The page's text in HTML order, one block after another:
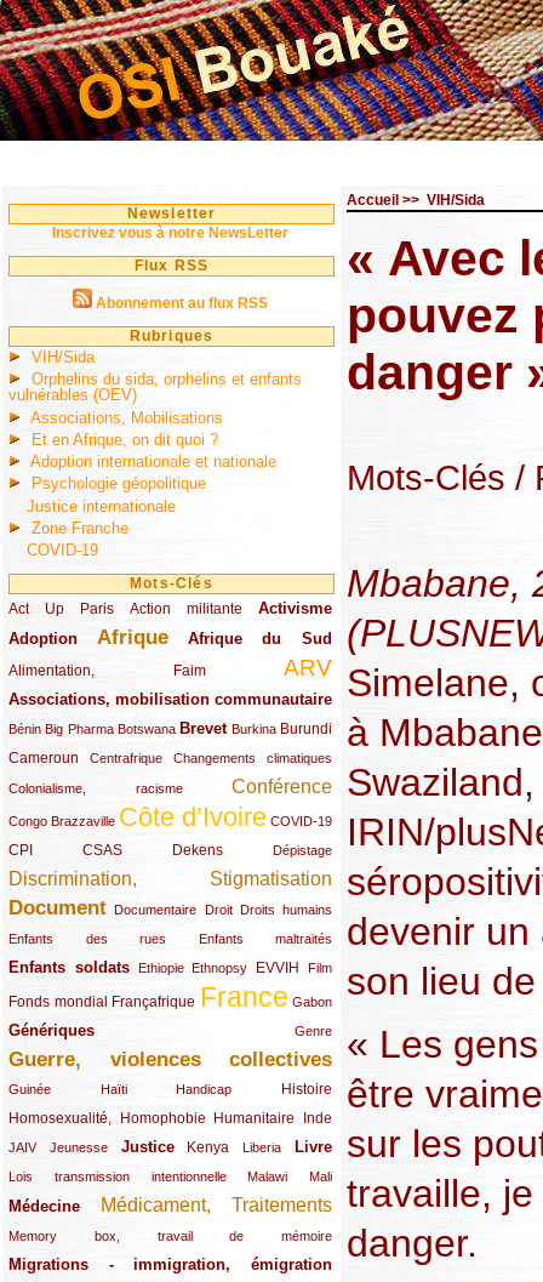
Newsletter
Inscrivez vous à notre NewsLetter
Flux RSS
Abonnement au flux RSS
Rubriques
VIH/Sida
Orphelins du sida, orphelins et enfants
vulnérables (OEV)
Associations, Mobilisations
Et en Afrique, on dit quoi ?
Adoption internationale et nationale
Psychologie géopolitique
Justice internationale
Zone Franche
COVID-19
Mots-Clés
Act Up Paris
(49/289) Action militante
(32/289) Activisme
(73/289)
Adoption
(82/289) Afrique
(161/289) Afrique du Sud
(73/289)
Alimentation, Faim
(48/289) ARV
(203/289)
Associations, mobilisation communautaire
(65/289)
Bénin
(13/289)Big Pharma
(16/289) Botswana
(9/289) Brevet
(83/289) Burkina
(18/289) Burundi
(30/289)
Cameroun
(47/289) Centrafrique
(23/289) Changements climatiques
(10/289)
Colonialisme, racisme
(19/289) Conférence
(118/289)
Congo Brazzaville
(24/289) Côte d’Ivoire
(263/289) COVID-19
(13/289)
CPI
(48/289) CSAS
(32/289) Dekens
(29/289) Dépistage
(19/289)
Discrimination, Stigmatisation
(131/289)
Document
(145/289) Documentaire
(9/289) Droit
(20/289) Droits humains
(22/289)
Enfants des rues
(21/289) Enfants maltraités
(10/289)
Enfants soldats
(68/289) Ethiopie
(12/289) Ethnopsy
(15/289) EVVIH
(55/289) Film
(22/289)
Fonds mondial
(48/289) Françafrique
(39/289) France
(289/289) Gabon
(12/289)
Génériques
(59/289) Genre
(22/289)
Guerre, violences collectives
(149/289)
Guinée
(12/289) Haïti
(15/289) Handicap
(10/289) Histoire
(49/289)
Homosexualité, Homophobie
(44/289) Humanitaire
(47/289) Inde
(34/289)
JAIV
(10/289)Jeunesse
(21/289) Justice
(65/289) Kenya
(35/289) Liberia
(25/289) Livre
(62/289)
Lois transmission intentionnelle
(24/289) Malawi
(11/289) Mali
(21/289)
Médecine
(62/289) Médicament, Traitements
(142/289)
Memory box, travail de mémoire
(11/289)
Migrations - immigration, émigration
(67/289)
Accueil >> VIH/Sida
« Avec
pouvez
danger
Mots-Clés /
Mbabane,
Simelane,
à
IRIN/
devenir un
son lieu
« Les
être
sur les
travaille,
danger.